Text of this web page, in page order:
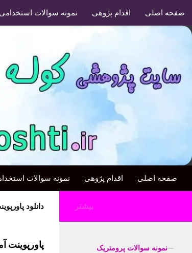
صفحه اصلی اقدام پژوهی نمونه سوالات استخدامی
صفحه اصلی اقدام پژوهی نمونه سوالات
دانلود بیشتر
نمونه سوالات پرومتریک